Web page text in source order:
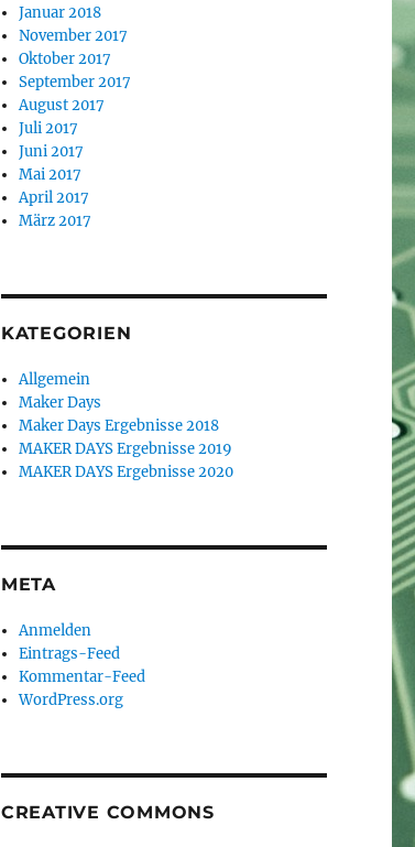
Januar 2018
November 2017
Oktober 2017
September 2017
August 2017
Juli 2017
Juni 2017
Mai 2017
April 2017
März 2017
KATEGORIEN
Allgemein
Maker Days
Maker Days Ergebnisse 2018
MAKER DAYS Ergebnisse 2019
MAKER DAYS Ergebnisse 2020
META
Anmelden
Eintrags-Feed
Kommentar-Feed
WordPress.org
CREATIVE COMMONS